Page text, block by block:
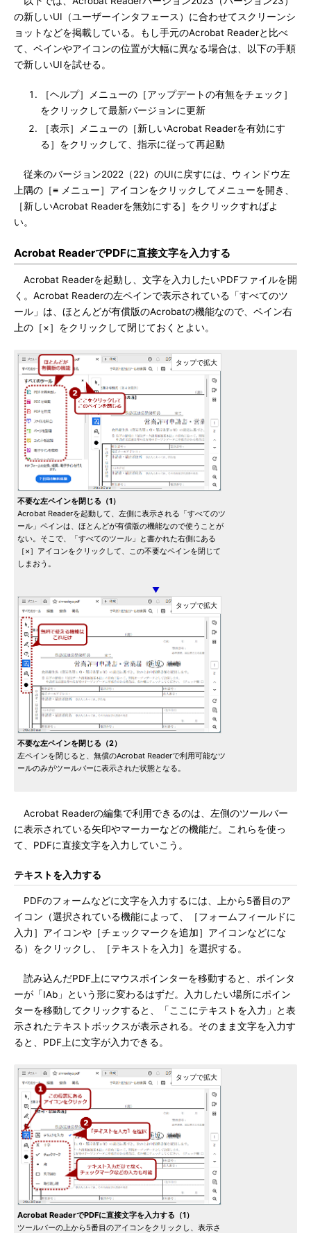
の新しいUI（ユーザーインタフェース）に合わせてスクリーンシ
ョットなどを掲載している。もし手元のAcrobat Readerと比べ
て、ペインやアイコンの位置が大幅に異なる場合は、以下の手順
で新しいUIを試せる。
［ヘルプ］メニューの［アップデートの有無をチェック］
をクリックして最新バージョンに更新
［表示］メニューの［新しいAcrobat Readerを有効にす
る］をクリックして、指示に従って再起動
従来のバージョン2022（22）のUIに戻すには、ウィンドウ左
上隅の［≡ メニュー］アイコンをクリックしてメニューを開き、
［新しいAcrobat Readerを無効にする］をクリックすればよ
い。
Acrobat ReaderでPDFに直接文字を入力する
Acrobat Readerを起動し、文字を入力したいPDFファイルを開
く。Acrobat Readerの左ペインで表示されている「すべてのツ
ール」は、ほとんどが有償版のAcrobatの機能なので、ペイン右
上の［×］をクリックして閉じておくとよい。
不要な左ペインを閉じる（1）
Acrobat Readerを起動して、左側に表示される「すべてのツ
ール」ペインは、ほとんどが有償版の機能なので使うことが
ない。そこで、「すべてのツール」と書かれた右側にある
［×］アイコンをクリックして、この不要なペインを閉じて
しまおう。
▼
不要な左ペインを閉じる（2）
左ペインを閉じると、無償のAcrobat Readerで利用可能なツ
ールのみがツールバーに表示された状態となる。
Acrobat Readerの編集で利用できるのは、左側のツールバー
に表示されている矢印やマーカーなどの機能だ。これらを使っ
て、PDFに直接文字を入力していこう。
テキストを入力する
PDFのフォームなどに文字を入力するには、上から5番目のア
イコン（選択されている機能によって、［フォームフィールドに
入力］アイコンや［チェックマークを追加］アイコンなどにな
る）をクリックし、［テキストを入力］を選択する。
読み込んだPDF上にマウスポインターを移動すると、ポインタ
ーが「IAb」という形に変わるはずだ。入力したい場所にポイン
ターを移動してクリックすると、「ここにテキストを入力」と表
示されたテキストボックスが表示される。そのまま文字を入力す
ると、PDF上に文字が入力できる。
Acrobat ReaderでPDFに直接文字を入力する（1）
ツールバーの上から5番目のアイコンをクリックし、表示さ